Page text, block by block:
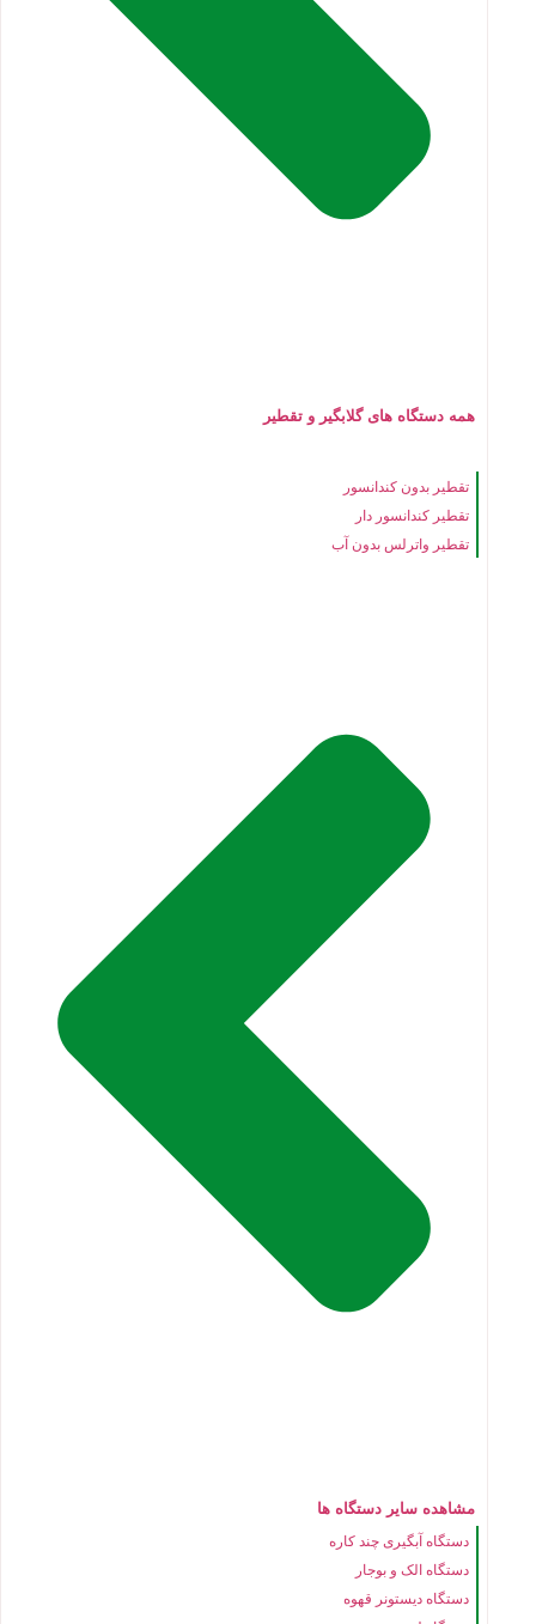
همه دستگاه های گلابگیر و تقطیر
تقطیر بدون کندانسور
تقطیر کندانسور دار
تقطیر واترلس بدون آب
مشاهده سایر دستگاه ها
دستگاه آبگیری چند کاره
دستگاه الک و بوجار
دستگاه دیستونر قهوه